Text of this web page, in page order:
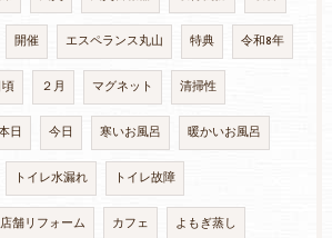
開催 エスペランス丸山 特典 令和8年
２月 マグネット 清掃性
日 今日 寒いお風呂 暖かいお風呂
トイレ水漏れ トイレ故障
店舗リフォーム カフェ よもぎ蒸し